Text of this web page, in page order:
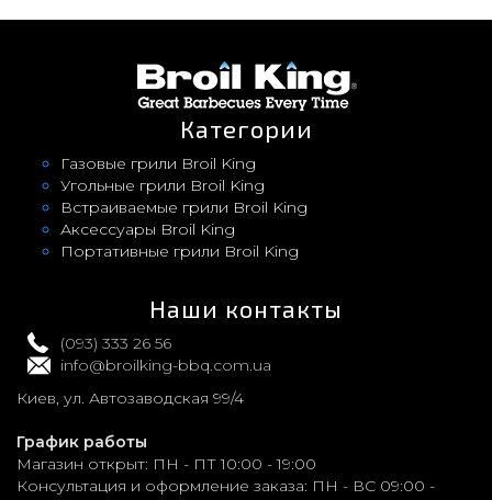
Категории
Газовые грили Broil King
Угольные грили Broil King
Встраиваемые грили Broil King
Аксессуары Broil King
Портативные грили Broil King
Наши контакты
(093) 333 26 56
info@broilking-bbq.com.ua
Киев, ул. Автозаводская 99/4
График работы
Магазин открыт: ПН - ПТ 10:00 - 19:00
Консультация и оформление заказа: ПН - ВС 09:00 -